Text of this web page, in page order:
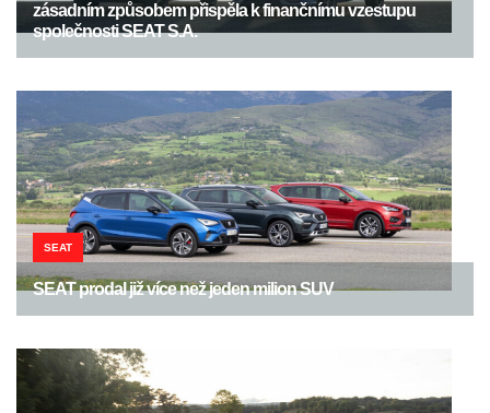
zásadním způsobem přispěla k finančnímu vzestupu
společnosti SEAT S.A.
SEAT
SEAT prodal již více než jeden milion SUV